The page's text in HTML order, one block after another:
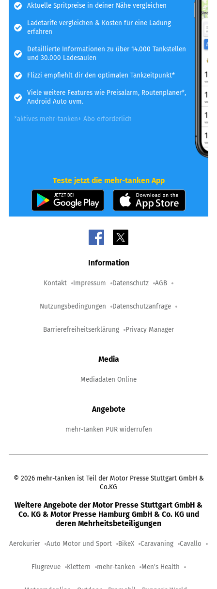
Aktuelle Spritpreise in deiner Nähe vergleichen
Ladetarife vergleichen & Kosten für eine Ladung
erfahren
Detaillierte Informationen zu über 14.000 Tankstellen
und 30.000 Ladesäulen
Flizzi empfiehlt dir den optimalen Tankzeitpunkt*
Viele weitere Features wie Preisalarm, Routenplaner*,
Android Auto uvm.
*aktives mehr-tanken+ Abo erforderlich
Teste jetzt die mehr-tanken App
Information
Kontakt Impressum Datenschutz AGB
Nutzungsbedingungen Datenschutzanfrage
Barrierefreiheitserklärung Privacy Manager
Media
Mediadaten Online
Angebote
mehr-tanken PUR widerrufen
© 2026 mehr-tanken ist Teil der Motor Presse Stuttgart GmbH &
Co.KG
Weitere Angebote der Motor Presse Stuttgart GmbH &
Co. KG & Motor Presse Hamburg GmbH & Co. KG und
deren Mehrheitsbeteiligungen
Aerokurier Auto Motor und Sport BikeX Caravaning Cavallo
Flugrevue Klettern mehr-tanken Men's Health